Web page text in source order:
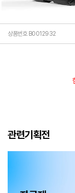
상품번호 B0012932
관련기획전